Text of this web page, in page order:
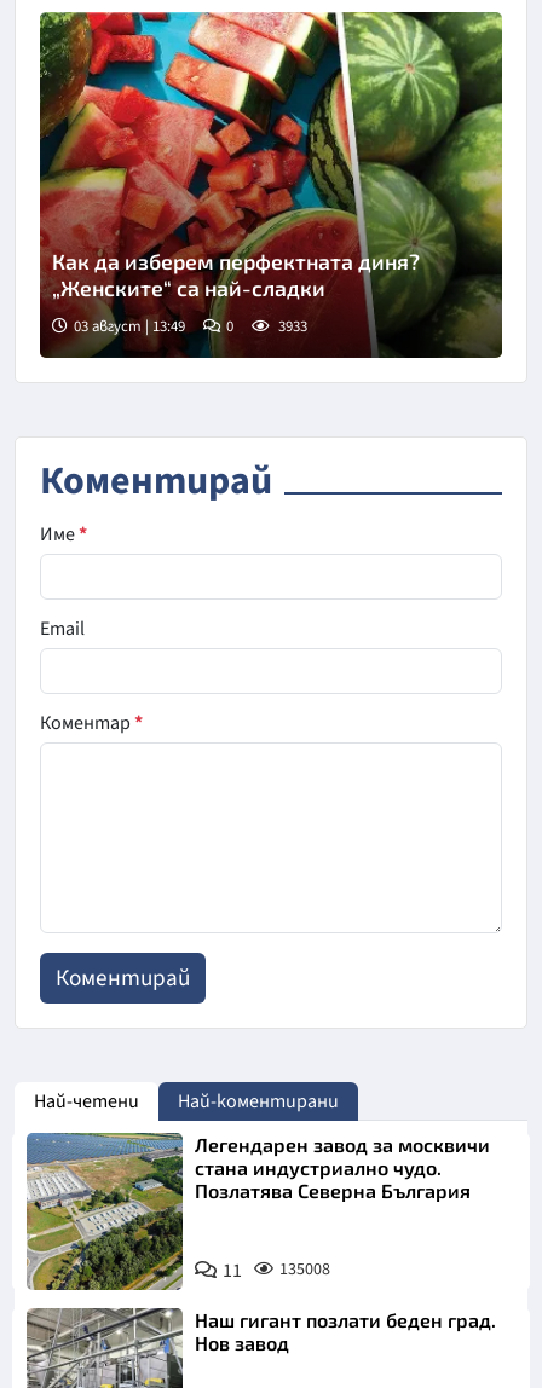
Как да изберем перфектната диня?
„Женските“ са най-сладки
03 август | 13:49 0 3933
Коментирай
Име*
Email
Коментар*
Най-четени Най-коментирани
Легендарен завод за москвичи
стана индустриално чудо.
Позлатява Северна България
11 135008
Наш гигант позлати беден град.
Нов завод